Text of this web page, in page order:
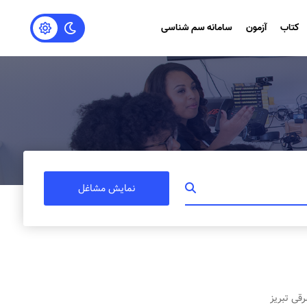
کتاب آزمون سامانه سم شناسی
نمایش مشاغل
تبریز